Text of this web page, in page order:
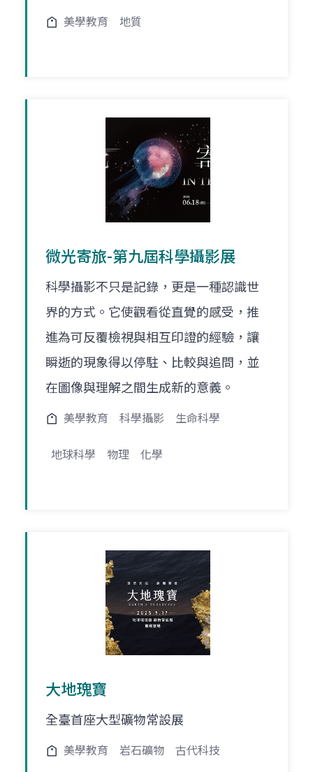
美學教育 地質
微光寄旅-第九屆科學攝影展
科學攝影不只是記錄，更是一種認識世
界的方式。它使觀看從直覺的感受，推
進為可反覆檢視與相互印證的經驗，讓
瞬逝的現象得以停駐、比較與追問，並
在圖像與理解之間生成新的意義。
美學教育 科學攝影 生命科學
地球科學 物理 化學
大地瑰寶
全臺首座大型礦物常設展
美學教育 岩石礦物 古代科技